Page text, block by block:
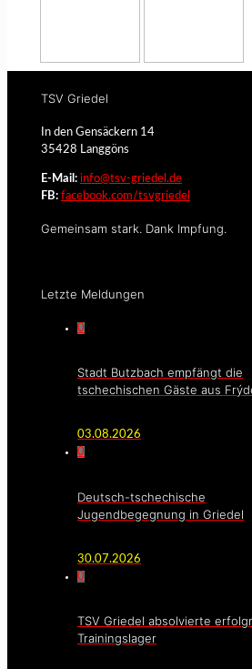
TSV Griedel
In den Gensäckern 14
35428 Langgöns
E-Mail: info@tsv-griedel.de
FB: facebook.com/tsvgriedel
Gemeinsam stark. Dank Impfung.
Letzte Meldungen
0
Stadt Butzbach empfängt die
tschechischen Gäste aus
03.08.2026
0
Deutsch-tschechische
Jugendbegegnung in Griedel
30.07.2026
0
TSV Griedel absolvierte
Trainingslager